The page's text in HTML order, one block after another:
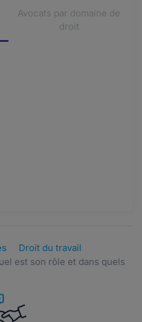
Avocats par domaine de
droit
Droit du travail
est son rôle et dans quels